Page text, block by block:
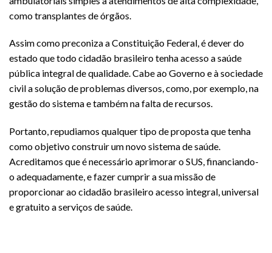
como transplantes de órgãos.
Assim como preconiza a Constituição Federal, é dever do
estado que todo cidadão brasileiro tenha acesso a saúde
pública integral de qualidade. Cabe ao Governo e à sociedade
civil a solução de problemas diversos, como, por exemplo, na
gestão do sistema e também na falta de recursos.
Portanto, repudiamos qualquer tipo de proposta que tenha
como objetivo construir um novo sistema de saúde.
Acreditamos que é necessário aprimorar o SUS, financiando-
o adequadamente, e fazer cumprir a sua missão de
proporcionar ao cidadão brasileiro acesso integral, universal
e gratuito a serviços de saúde.